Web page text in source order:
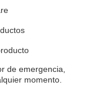
de emergencia,
momento.